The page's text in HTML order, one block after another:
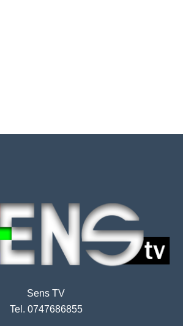
Sens TV
Tel. 0747686855